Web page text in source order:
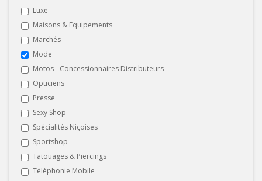
Luxe
Maisons & Equipements
Marchés
Mode
Motos - Concessionnaires Distributeurs
Opticiens
Presse
Sexy Shop
Spécialités Niçoises
Sportshop
Tatouages & Piercings
Téléphonie Mobile